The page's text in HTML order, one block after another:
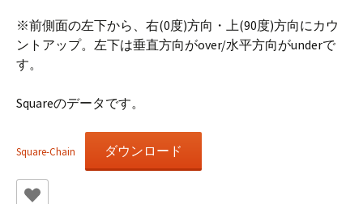
※前側面の左下から、右(0度)方向・上(90度)方向にカウ
ントアップ。左下は垂直方向がover/水平方向がunderで
す。
Squareのデータです。
Square-Chain ダウンロード